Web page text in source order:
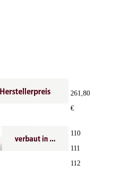
261,80
€
110
111
112